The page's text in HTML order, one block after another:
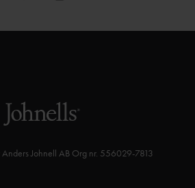
Anders Johnell AB Org nr. 556029-7813